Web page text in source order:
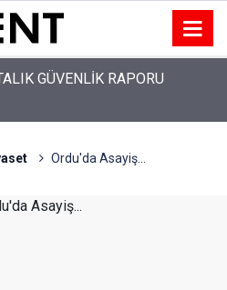
GÜVENLİK RAPORU
Ordu'da Asayiş...